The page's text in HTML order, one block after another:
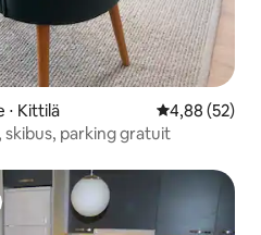
Kittilä Évaluation
4,88 (52)
skibus, parking gratuit